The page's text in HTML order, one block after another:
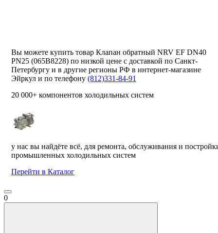
Вы можете купить товар Клапан обратный NRV EF DN40
PN25 (065B8228) по низкой цене с доставкой по Санкт-
Петербургу и в другие регионы РФ в интернет-магазине
Эйркул и по телефону (812)331-84-91
20 000+ компонентов холодильных систем
у нас вы найдёте всё, для ремонта, обслуживания и
промышленных холодильных систем
Перейти в Каталог
0